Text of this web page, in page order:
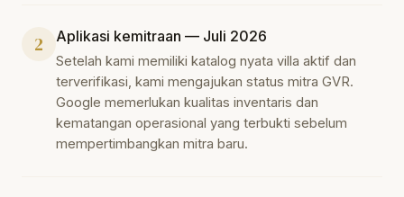
2 Aplikasi kemitraan — Juli 2026
Setelah kami memiliki katalog nyata villa aktif dan
terverifikasi, kami mengajukan status mitra GVR.
Google memerlukan kualitas inventaris dan
kematangan operasional yang terbukti sebelum
mempertimbangkan mitra baru.